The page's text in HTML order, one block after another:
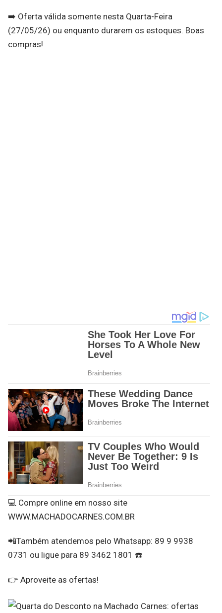
➡️ Oferta válida somente nesta Quarta-Feira
(27/05/26) ou enquanto durarem os estoques. Boas
compras!
💻 Compre online em nosso site
WWW.MACHADOCARNES.COM.BR
📲Também atendemos pelo Whatsapp: 89 9 9938
0731 ou ligue para 89 3462 1801 ☎️
👉 Aproveite as ofertas!